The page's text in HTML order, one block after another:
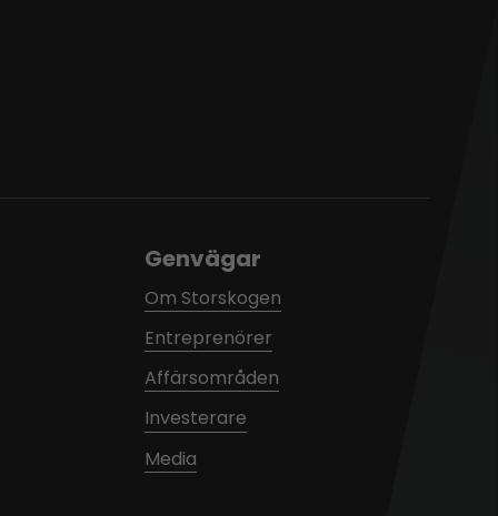
Genvägar
Om Storskogen
Entreprenörer
Affärsområden
Investerare
Media